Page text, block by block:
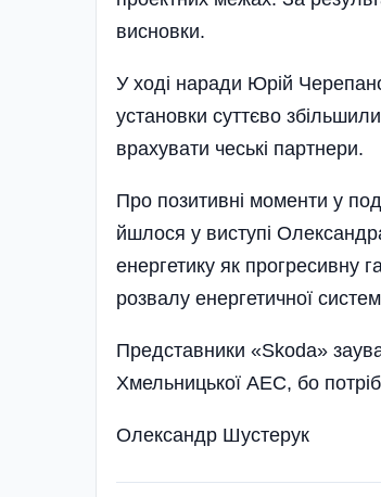
висновки.
У ході наради Юрій
установки суттєво
врахувати чеські партнери.
Про позитивні моменти у
йшлося у виступі
енергетику як прогресивну
розвалу енергетичної
Представники «Skoda»
Хмельницької АЕС, бо
Олександр Шустерук